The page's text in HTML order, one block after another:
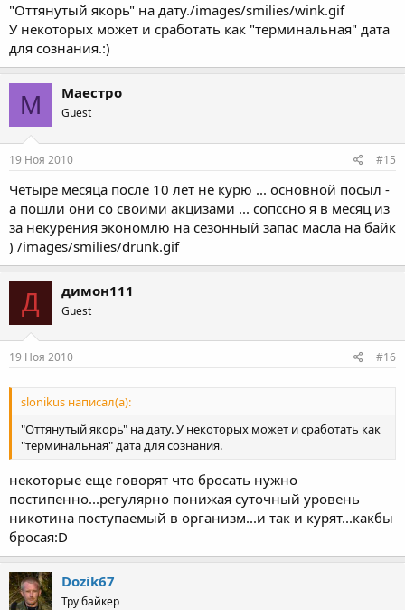
"Оттянутый якорь" на дату./images/smilies/wink.gif
У некоторых может и сработать как "терминальная" дата
для сознания.:)
М Маестро
Guest
19 Ноя 2010 #15
Четыре месяца после 10 лет не курю ... основной посыл -
а пошли они со своими акцизами ... сопссно я в месяц из
за некурения экономлю на сезонный запас масла на байк
) /images/smilies/drunk.gif
Д димон111
Guest
19 Ноя 2010 #16
slonikus написал(а):
"Оттянутый якорь" на дату. У некоторых может и сработать как
"терминальная" дата для сознания.
некоторые еще говорят что бросать нужно
постипенно...регулярно понижая суточный уровень
никотина поступаемый в организм...и так и курят...какбы
бросая:D
Dozik67
Тру байкер